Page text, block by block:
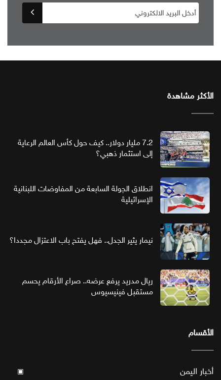
الأكثر مشاهدة
7.2 مليار دولار.. كيف حول كأس العالم الرعاية
إلى استثمار ذهبي؟
انطلاق الجولة السابعة من المفاوضات اللبنانية
الإسرائيلية
نيمار يثير الجدل.. فهل يفتح باب الاعتزال مجددا؟
ريال مدريد يرفع عرضه.. صراع الأرقام يحسم
مستقبل فينيسيوس
الأقسام
أخبار اليمن ▣